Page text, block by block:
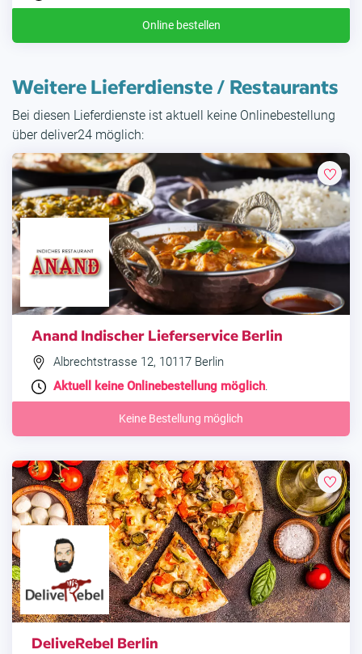
Online bestellen
Weitere Lieferdienste / Restaurants
Bei diesen Lieferdienste ist aktuell keine Onlinebestellung
über deliver24 möglich:
Anand Indischer Lieferservice Berlin
Albrechtstrasse 12, 10117 Berlin
Aktuell keine Onlinebestellung möglich.
Keine Bestellung möglich
DeliveRebel Berlin